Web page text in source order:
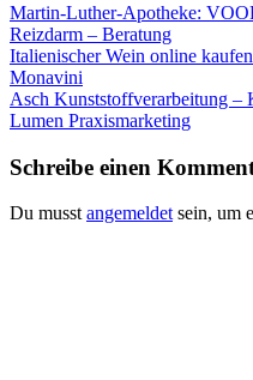
Martin-Luther-Apotheke:
Reizdarm – Beratung
Italienischer Wein online
Monavini
Asch Kunststoffverarbeitung –
Lumen Praxismarketing
Schreibe einen
Du musst angemeldet sein, um